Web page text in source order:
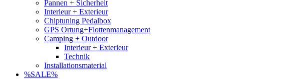
Pannen + Sicherheit
Interieur + Exterieur
Chiptuning Pedalbox
GPS Ortung+Flottenmanagement
Camping + Outdoor
Interieur + Exterieur
Technik
Installationsmaterial
%SALE%